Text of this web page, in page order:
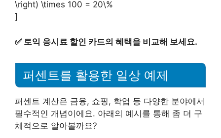
\right) \times 100 = 20\%
]
✅ 토익 응시료 할인 카드의 혜택을 비교해 보세요.
퍼센트를 활용한 일상 예제
퍼센트 계산은 금융, 쇼핑, 학업 등 다양한 분야에서
필수적인 개념이에요. 아래의 예시를 통해 좀 더 구
체적으로 알아볼까요?